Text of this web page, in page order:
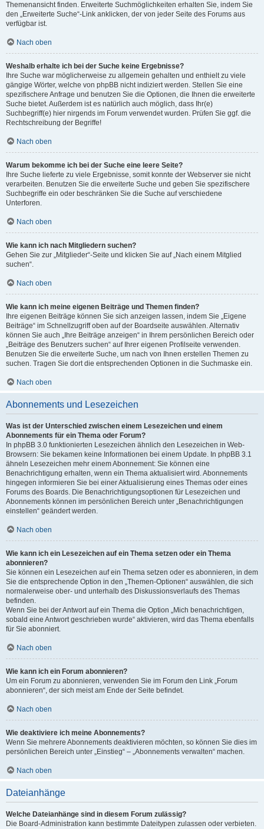
Themenansicht finden. Erweiterte Suchmöglichkeiten erhalten Sie, indem Sie
den „Erweiterte Suche“-Link anklicken, der von jeder Seite des Forums aus
verfügbar ist.
Nach oben
Weshalb erhalte ich bei der Suche keine Ergebnisse?
Ihre Suche war möglicherweise zu allgemein gehalten und enthielt zu viele
gängige Wörter, welche von phpBB nicht indiziert werden. Stellen Sie eine
spezifischere Anfrage und benutzen Sie die Optionen, die Ihnen die erweiterte
Suche bietet. Außerdem ist es natürlich auch möglich, dass Ihr(e)
Suchbegriff(e) hier nirgends im Forum verwendet wurden. Prüfen Sie ggf. die
Rechtschreibung der Begriffe!
Nach oben
Warum bekomme ich bei der Suche eine leere Seite?
Ihre Suche lieferte zu viele Ergebnisse, somit konnte der Webserver sie nicht
verarbeiten. Benutzen Sie die erweiterte Suche und geben Sie spezifischere
Suchbegriffe ein oder beschränken Sie die Suche auf verschiedene
Unterforen.
Nach oben
Wie kann ich nach Mitgliedern suchen?
Gehen Sie zur „Mitglieder“-Seite und klicken Sie auf „Nach einem Mitglied
suchen“.
Nach oben
Wie kann ich meine eigenen Beiträge und Themen finden?
Ihre eigenen Beiträge können Sie sich anzeigen lassen, indem Sie „Eigene
Beiträge“ im Schnellzugriff oben auf der Boardseite auswählen. Alternativ
können Sie auch „Ihre Beiträge anzeigen“ in Ihrem persönlichen Bereich oder
„Beiträge des Benutzers suchen“ auf Ihrer eigenen Profilseite verwenden.
Benutzen Sie die erweiterte Suche, um nach von Ihnen erstellen Themen zu
suchen. Tragen Sie dort die entsprechenden Optionen in die Suchmaske ein.
Nach oben
Abonnements und Lesezeichen
Was ist der Unterschied zwischen einem Lesezeichen und einem
Abonnements für ein Thema oder Forum?
In phpBB 3.0 funktionierten Lesezeichen ähnlich den Lesezeichen in Web-
Browsern: Sie bekamen keine Informationen bei einem Update. In phpBB 3.1
ähneln Lesezeichen mehr einem Abonnement: Sie können eine
Benachrichtigung erhalten, wenn ein Thema aktualisiert wird. Abonnements
hingegen informieren Sie bei einer Aktualisierung eines Themas oder eines
Forums des Boards. Die Benachrichtigungsoptionen für Lesezeichen und
Abonnements können im persönlichen Bereich unter „Benachrichtigungen
einstellen“ geändert werden.
Nach oben
Wie kann ich ein Lesezeichen auf ein Thema setzen oder ein Thema
abonnieren?
Sie können ein Lesezeichen auf ein Thema setzen oder es abonnieren, in dem
Sie die entsprechende Option in den „Themen-Optionen“ auswählen, die sich
normalerweise ober- und unterhalb des Diskussionsverlaufs des Themas
befinden.
Wenn Sie bei der Antwort auf ein Thema die Option „Mich benachrichtigen,
sobald eine Antwort geschrieben wurde“ aktivieren, wird das Thema ebenfalls
für Sie abonniert.
Nach oben
Wie kann ich ein Forum abonnieren?
Um ein Forum zu abonnieren, verwenden Sie im Forum den Link „Forum
abonnieren“, der sich meist am Ende der Seite befindet.
Nach oben
Wie deaktiviere ich meine Abonnements?
Wenn Sie mehrere Abonnements deaktivieren möchten, so können Sie dies im
persönlichen Bereich unter „Einstieg“ – „Abonnements verwalten“ machen.
Nach oben
Dateianhänge
Welche Dateianhänge sind in diesem Forum zulässig?
Die Board-Administration kann bestimmte Dateitypen zulassen oder verbieten.